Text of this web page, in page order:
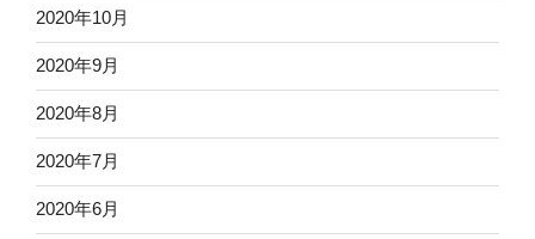
2020年10月
2020年9月
2020年8月
2020年7月
2020年6月